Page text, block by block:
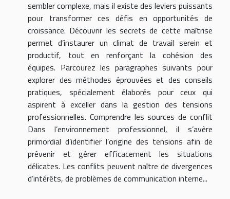
sembler complexe, mais il existe des leviers puissants
pour transformer ces défis en opportunités de
croissance. Découvrir les secrets de cette maîtrise
permet d’instaurer un climat de travail serein et
productif, tout en renforçant la cohésion des
équipes. Parcourez les paragraphes suivants pour
explorer des méthodes éprouvées et des conseils
pratiques, spécialement élaborés pour ceux qui
aspirent à exceller dans la gestion des tensions
professionnelles. Comprendre les sources de conflit
Dans l’environnement professionnel, il s’avère
primordial d’identifier l’origine des tensions afin de
prévenir et gérer efficacement les situations
délicates. Les conflits peuvent naître de divergences
d’intérêts, de problèmes de communication interne...